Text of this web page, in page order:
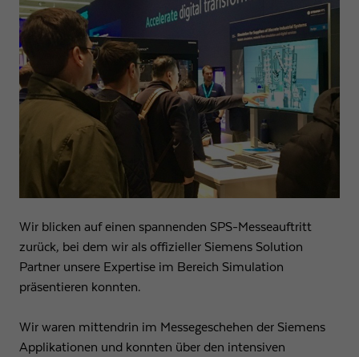
Wir blicken auf einen spannenden SPS-Messeauftritt
zurück, bei dem wir als offizieller Siemens Solution
Partner unsere Expertise im Bereich Simulation
präsentieren konnten.
Wir waren mittendrin im Messegeschehen der Siemens
Applikationen und konnten über den intensiven